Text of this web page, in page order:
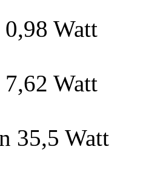
Watt
Watt
35,5 Watt